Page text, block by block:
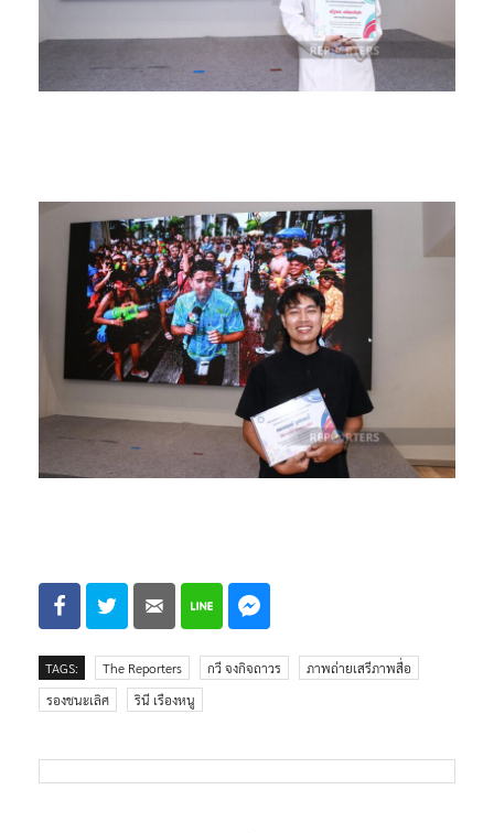
TAGS: The Reporters กวี จงกิจถาวร
ภาพถ่ายเสรีภาพสื่อ
รองชนะเลิศ
รินี เรืองหนู